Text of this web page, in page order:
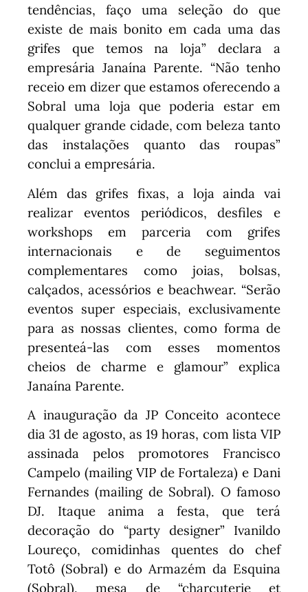
tendências, faço uma seleção do que
existe de mais bonito em cada uma das
grifes que temos na loja” declara a
empresária Janaína Parente. “Não tenho
receio em dizer que estamos oferecendo a
Sobral uma loja que poderia estar em
qualquer grande cidade, com beleza tanto
das instalações quanto das roupas”
conclui a empresária.
Além das grifes fixas, a loja ainda vai
realizar eventos periódicos, desfiles e
workshops em parceria com grifes
internacionais e de seguimentos
complementares como joias, bolsas,
calçados, acessórios e beachwear. “Serão
eventos super especiais, exclusivamente
para as nossas clientes, como forma de
presenteá-las com esses momentos
cheios de charme e glamour” explica
Janaína Parente.
A inauguração da JP Conceito acontece
dia 31 de agosto, as 19 horas, com lista VIP
assinada pelos promotores Francisco
Campelo (mailing VIP de Fortaleza) e Dani
Fernandes (mailing de Sobral). O famoso
DJ. Itaque anima a festa, que terá
decoração do “party designer” Ivanildo
Loureço, comidinhas quentes do chef
Totô (Sobral) e do Armazém da Esquina
(Sobral), mesa de “charcuterie et